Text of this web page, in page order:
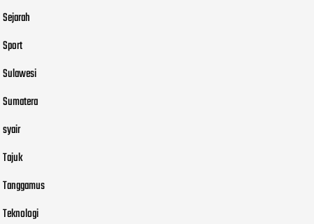
Sejarah
Sport
Sulawesi
Sumatera
syair
Tajuk
Tanggamus
Teknologi